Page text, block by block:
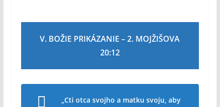
V. BOŽIE PRIKÁZANIE – 2. MOJŽIŠOVA
20:12
„Cti otca svojho a matku svoju, aby